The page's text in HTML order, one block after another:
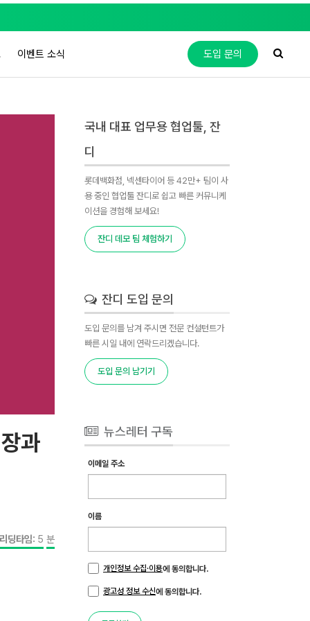
도입 문의
이벤트 소식
과
딩타임: 5 분
국내 대표 업무용 협업툴, 잔
디
롯데백화점, 넥센타이어 등 42만+ 팀이 사
용 중인 협업툴 잔디로 쉽고 빠른 커뮤니케
이션을 경험해 보세요!
잔디 데모 팀 체험하기
잔디 도입 문의
도입 문의를 남겨 주시면 전문 컨설턴트가
빠른 시일 내에 연락드리겠습니다.
도입 문의 남기기
뉴스레터 구독
이메일 주소
이름
개인정보 수집·이용에 동의합니다.
광고성 정보 수신에 동의합니다.